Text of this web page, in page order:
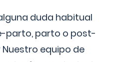
duda habitual
parto, parto o post-
equipo de